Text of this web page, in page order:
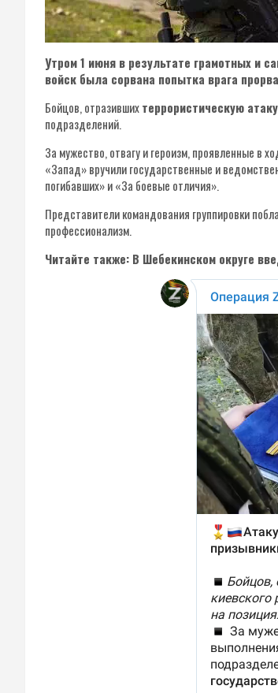
Утром 1 июня в результате грамотных и
войск была сорвана попытка врага
Бойцов, отразившихтеррористическую атаку
подразделений.
За мужество, отвагу и героизм, проявленные в
«Запад» вручили государственные и
погибавших» и «За боевые отличия».
Представители командования группировки
профессионализм.
Читайте также: В Шебекинском округе